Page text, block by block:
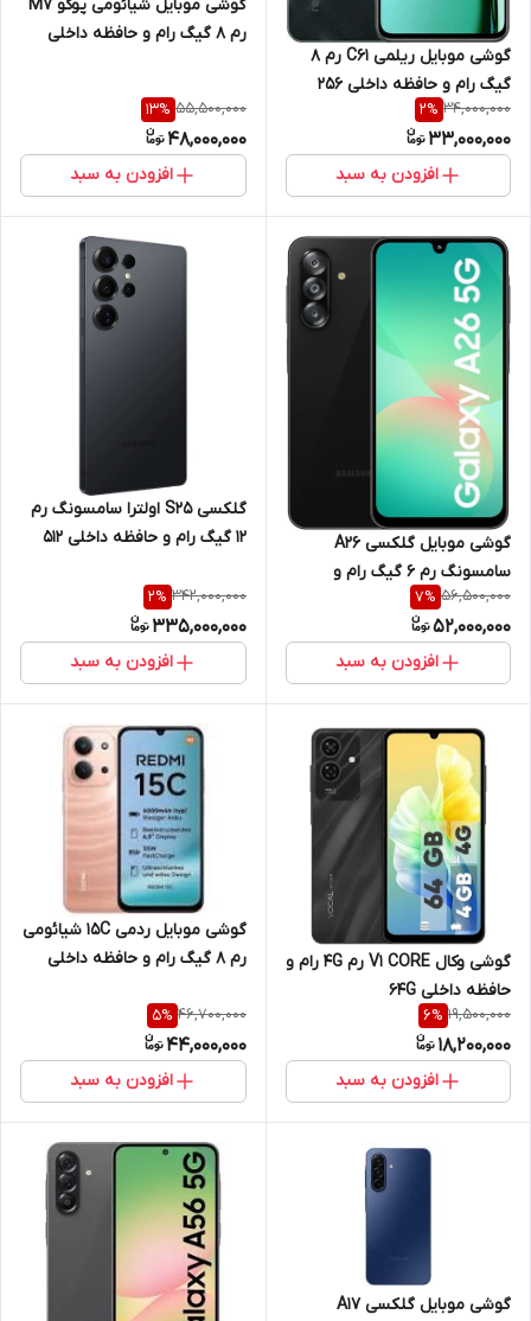
گوشی موبایل ریلمی C61 رم 8
گیگ رام و حافظه داخلی 256
گیگ 4G
34,000,000
2%
33,000,000
افزودن به سبد
گوشی موبایل شیائومی پوکو M7
رم 8 گیگ رام و حافظه داخلی
55,500,000
13%
48,000,000
افزودن به سبد
گوشی موبایل گلکسی A26
سامسونگ رم 6 گیگ رام و
حافظه داخلی 128 گیگ
56,500,000
7%
52,000,000
افزودن به سبد
گلکسی S25 اولترا سامسونگ رم
12 گیگ رام و حافظه داخلی 512
342,000,000
2%
335,000,000
افزودن به سبد
گوشی وکال V1 CORE رم 4G رام و
حافظه داخلی 64G
19,500,000
6%
18,200,000
افزودن به سبد
گوشی موبایل ردمی 15C شیائومی
رم 8 گیگ رام و حافظه داخلی
46,700,000
5%
44,000,000
افزودن به سبد
گوشی موبایل گلکسی A17